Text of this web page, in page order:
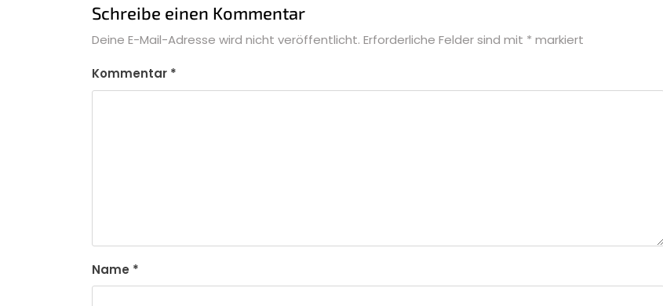
Schreibe einen Kommentar
Deine E-Mail-Adresse wird nicht veröffentlicht. Erforderliche Felder sind mit * markiert
Kommentar *
Name *